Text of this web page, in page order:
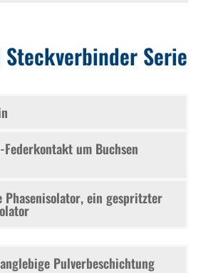
Steckverbinder Serie
Federkontakt um Buchsen
Phasenisolator, ein gespritzter
Pulverbeschichtung